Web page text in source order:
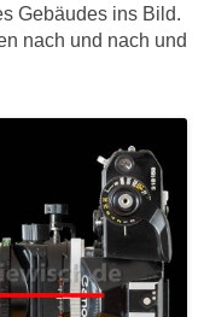
Gebäudes ins Bild.
nach und nach und